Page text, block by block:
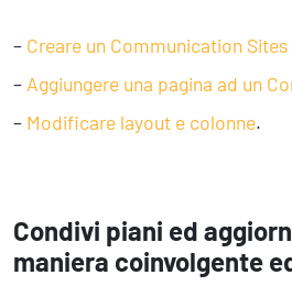
– Creare un Communication
–Aggiungere una pagina ad un
– Modificare layout e colonne.
Condivi piani ed
maniera coinvolgente